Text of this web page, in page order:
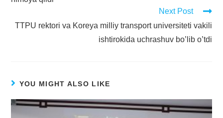
Next Post
TTPU rektori va Koreya milliy transport universiteti vakili
ishtirokida uchrashuv bo’lib o’tdi
YOU MIGHT ALSO LIKE